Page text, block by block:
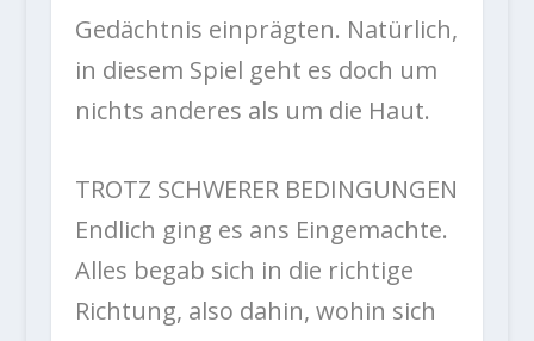
Gedächtnis einprägten. Natürlich,
in diesem Spiel geht es doch um
nichts anderes als um die Haut.
TROTZ SCHWERER BEDINGUNGEN
Endlich ging es ans Eingemachte.
Alles begab sich in die richtige
Richtung, also dahin, wohin sich